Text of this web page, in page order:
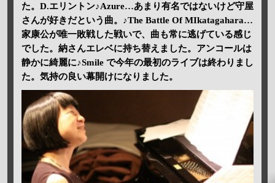
た。D.エリントン♪Azure…あまり有名ではないけど守屋
さんが好きだという曲。♪The Battle Of MIkatagahara…
家康公が唯一敗戦した戦いで、曲も常に逃げている感じ
でした。納さんエレベに持ち替えました。アンコールは
静かに綺麗に♪Smile で今年の最初のライブは終わりまし
た。気持の良い幕開けになりました。